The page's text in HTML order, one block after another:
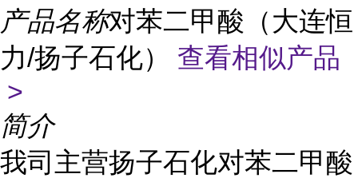
产品名称对苯二甲酸（大连恒
力/扬子石化） 查看相似产品
>
简介
我司主营扬子石化对苯二甲酸